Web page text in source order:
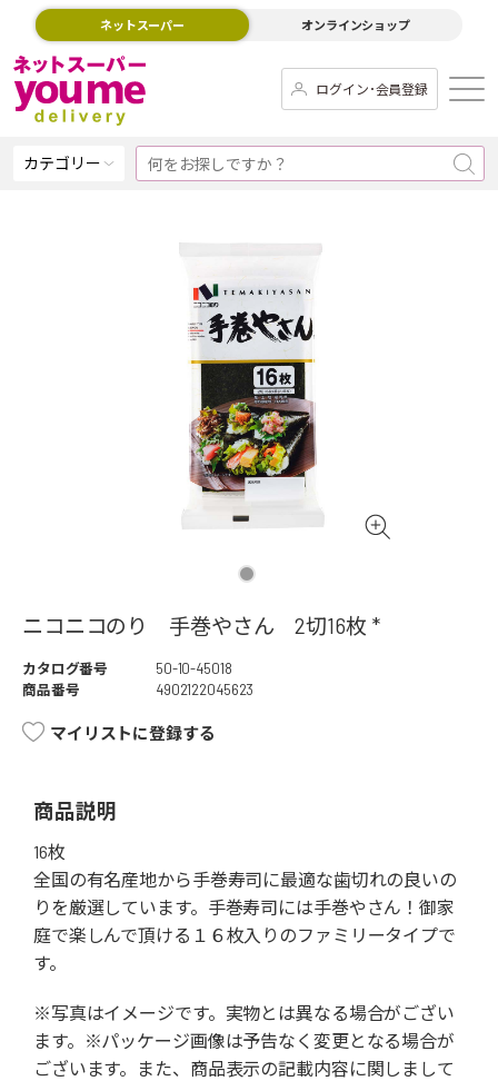
ネットスーパー オンラインショップ
ログイン･会員登録
カテゴリー
ニコニコのり 手巻やさん 2切16枚 *
カタログ番号
50-10-45018
商品番号
4902122045623
マイリストに登録する
商品説明
16枚
全国の有名産地から手巻寿司に最適な歯切れの良いの
りを厳選しています。手巻寿司には手巻やさん！御家
庭で楽しんで頂ける１６枚入りのファミリータイプで
す。
※写真はイメージです。実物とは異なる場合がござい
ます。※パッケージ画像は予告なく変更となる場合が
ございます。また、商品表示の記載内容に関しまして